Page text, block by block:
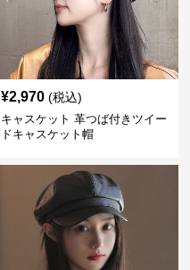
¥2,970 (税込)
キャスケット 革つば付きツイー
ドキャスケット帽